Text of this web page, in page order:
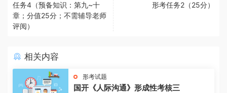
任务4（预备知识：第九~十
章；分值25分；不需辅导老师
评阅）
形考任务2（25分）
相关内容
形考试题
国开《人际沟通》形成性考核三